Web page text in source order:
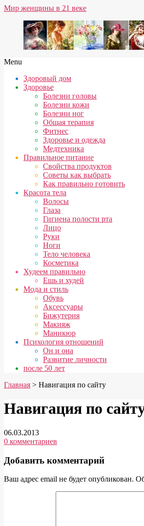
Skip
content
Мир женщины в 21 веке
Secondary
Menu
Menu
Здоровый дом
Здоровье
Болезни головы
Болезни кожи
Болезни ног
Общая терапия
Фитнес
Здоровье и одежда
Медтехника
Правильное питание
Свойства продуктов
Советы как выбрать
Как правильно готовить
Красота тела
Волосы
Глаза
Гигиена полости рта
Лицо
Руки
Ноги
Тело человека
Косметика
Худеем правильно
Ешь и худей
Мода и стиль
Обувь
Аксессуары
Бижутерия
Макияж
Маникюр
Психология отношений
Он и она
Развитие личности
после 50 лет
Главная > Навигация по сайту
Навигация по
06.03.2013
0 комментариев
по
2013-
03-
06
Добавить комментарий
Ваш адрес email не будет опубликован.